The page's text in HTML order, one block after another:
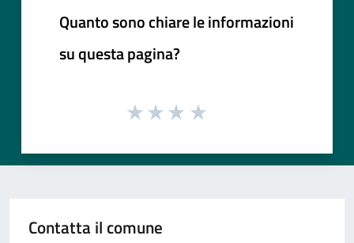
Quanto sono chiare le informazioni
su questa pagina?
Contatta il comune